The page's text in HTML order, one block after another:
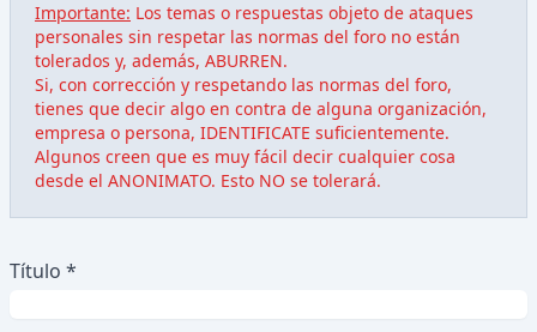
Importante: Los temas o respuestas objeto de ataques
personales sin respetar las normas del foro no están
tolerados y, además, ABURREN.
Si, con corrección y respetando las normas del foro,
tienes que decir algo en contra de alguna organización,
empresa o persona, IDENTIFICATE suficientemente.
Algunos creen que es muy fácil decir cualquier cosa
desde el ANONIMATO. Esto NO se tolerará.
Título *